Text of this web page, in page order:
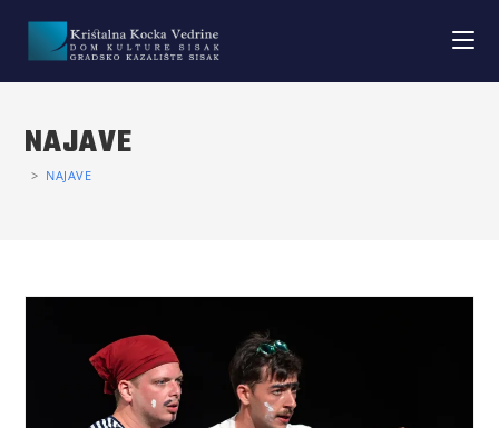
NAJAVE
> NAJAVE